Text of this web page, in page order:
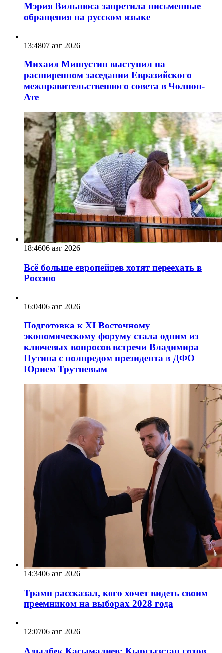
Мэрия Вильнюса запретила письменные
обращения на русском языке
13:4807 авг 2026
Михаил Мишустин выступил на
расширенном заседании Евразийского
межправительственного совета в Чолпон-
Ате
18:4606 авг 2026
Всё больше европейцев хотят переехать в
Россию
16:0406 авг 2026
Подготовка к XI Восточному
экономическому форуму стала одним из
ключевых вопросов встречи Владимира
Путина с полпредом президента в ДФО
Юрием Трутневым
14:3406 авг 2026
Трамп рассказал, кого хочет видеть своим
преемником на выборах 2028 года
12:0706 авг 2026
Адылбек Касымалиев: Кыргызстан готов